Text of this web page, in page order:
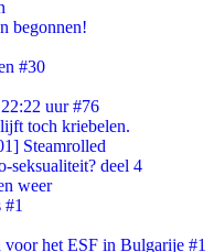
begonnen!
#30
uur #76
toch kriebelen.
Steamrolled
seksualiteit? deel 4
weer
het ESF in Bulgarije #1